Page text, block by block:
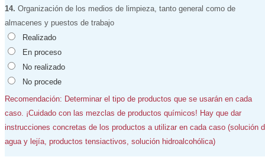
14. Organización de los medios de limpieza, tanto general como de
almacenes y puestos de trabajo
Realizado
En proceso
No realizado
No procede
Recomendación: Determinar el tipo de productos que se usarán en cada
caso. ¡Cuidado con las mezclas de productos químicos! Hay que dar
instrucciones concretas de los productos a utilizar en cada caso (solución
agua y lejía, productos tensiactivos, solución hidroalcohólica)